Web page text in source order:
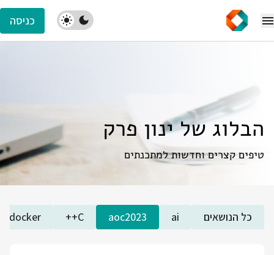
כניסה
הבלוג של ינון פרק
טיפים קצרים וחדשות למתכנתים
כל הנושאים ai
aoc2023
C++
docker